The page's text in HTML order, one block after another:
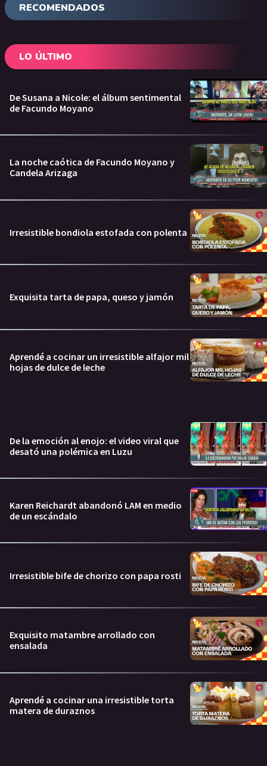
RECOMENDADOS
LO ÚLTIMO
De Susana a Nicole: el álbum sentimental
de Facundo Moyano
La noche caótica de Facundo Moyano y
Candela Arizaga
Irresistible bondiola estofada con polenta
Exquisita tarta de papa, queso y jamón
Aprendé a cocinar un irresistible alfajor mil
hojas de dulce de leche
De la emoción al enojo: el video viral que
desató una polémica en Luzu
Karen Reichardt abandonó LAM en medio
de un escándalo
Irresistible bife de chorizo con papa rosti
Exquisito matambre arrollado con
ensalada
Aprendé a cocinar una irresistible torta
matera de duraznos